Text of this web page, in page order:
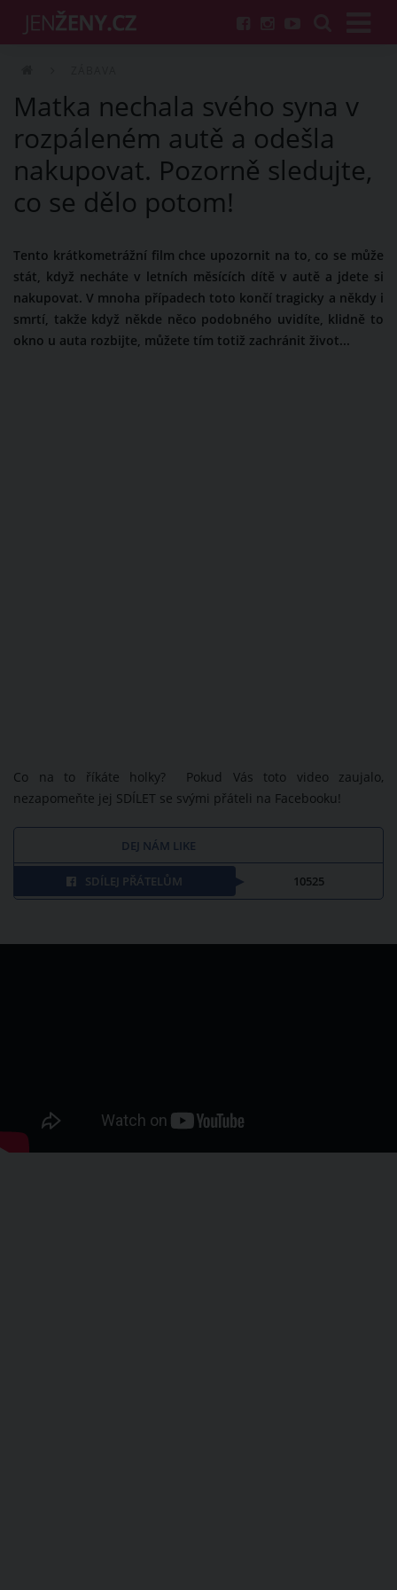
Matka nechala svého syna v
rozpáleném autě a odešla
nakupovat. Pozorně sledujte,
co se dělo potom!
Tento krátkometrážní film chce upozornit na to, co se může
stát, když necháte v letních měsících dítě v autě a jdete si
nakupovat. V mnoha případech toto končí tragicky a někdy i
smrtí, takže když někde něco podobného uvidíte, klidně to
okno u auta rozbijte, můžete tím totiž zachránit život...
Co na to říkáte holky? Pokud Vás toto video zaujalo,
nezapomeňte jej SDÍLET se svými přáteli na Facebooku!
DEJ NÁM LIKE
SDÍLEJ PŘÁTELŮM 10525